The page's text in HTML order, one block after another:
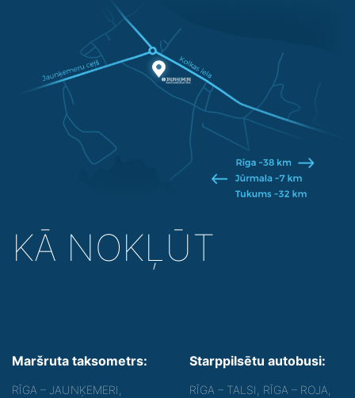
KĀ NOKĻŪT
Maršruta taksometrs:
RĪGA – JAUNĶEMERI,
Starppilsētu autobusi:
RĪGA – TALSI, RĪGA – ROJA,